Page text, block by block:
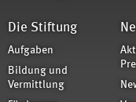
Die Stiftung
Aufgaben
Bildung und
Vermittlung